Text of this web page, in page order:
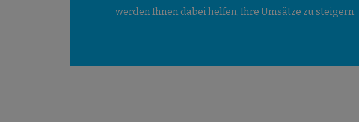
werden Ihnen dabei helfen, Ihre Umsätze zu steigern.